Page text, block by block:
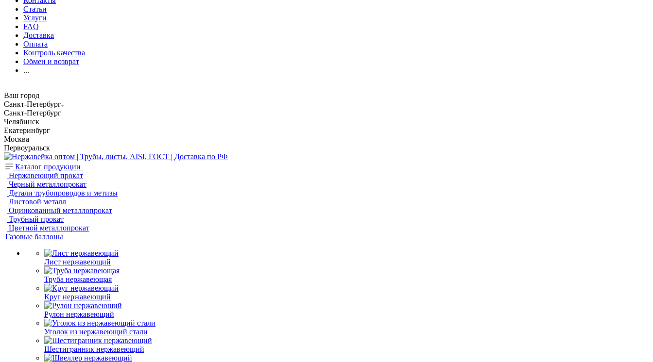
Статьи
Услуги
FAQ
Доставка
Оплата
Контроль качества
Обмен и возврат
...
Ваш город
Санкт-Петербург
Санкт-Петербург
Челябинск
Екатеринбург
Москва
Первоуральск
Каталог продукции
Нержавеющий прокат
Черный металлопрокат
Детали трубопроводов и метизы
Листовой металл
Оцинкованный металлопрокат
Трубный прокат
Цветной металлопрокат
Газовые баллоны
Лист нержавеющий
Труба нержавеющая
Круг нержавеющий
Рулон нержавеющий
Уголок из нержавеющий стали
Шестигранник нержавеющий